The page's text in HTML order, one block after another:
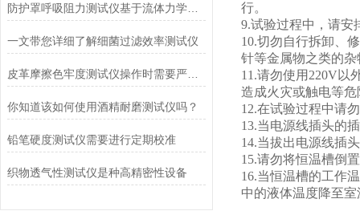
防护罩呼吸阻力测试仪基于流体力学与压力传感技术
一文带您详细了解细菌过滤效率测试仪
皮革摩擦色牢度测试仪操作时需要严格遵循规程
你知道该如何使用酒精耐磨测试仪吗？
铅笔硬度测试仪需要进行定期校准
织物透气性测试仪是种高精密性设备
行。
9.试验过程中，请安
10.切勿自行拆卸、
针等金属物之类的
11.请勿使用220V以
造成火灾或触电等危
12.在试验过程中请
13.当电源线插头的
14.当拔出电源线插
15.请勿将恒温槽倒
16.当恒温槽的工作
中的液体温度降至